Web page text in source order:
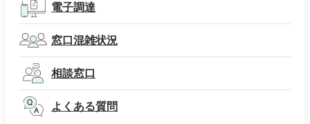
電子調達
窓口混雑状況
相談窓口
よくある質問